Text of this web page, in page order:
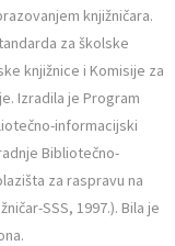
knjižničara.
za školske
knjižnice i Komisije za
Izradila je Program
informacijski
Bibliotečno-
za raspravu na
SSS, 1997.). Bila je